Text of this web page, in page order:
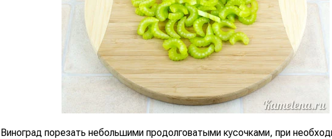
Виноград порезать небольшими продолговатыми кусочками, при